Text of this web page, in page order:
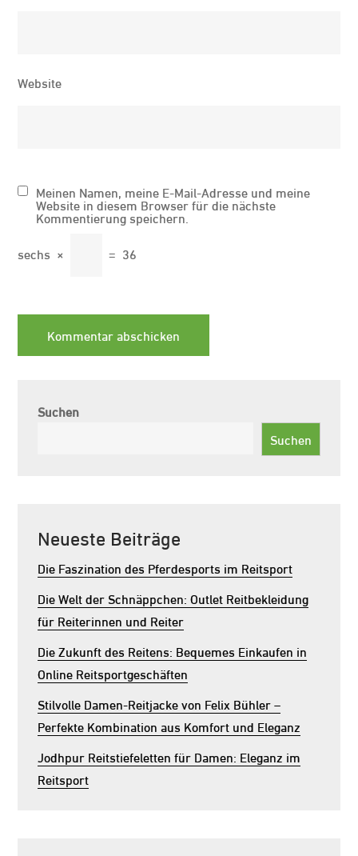
Website
Meinen Namen, meine E-Mail-Adresse und meine
Website in diesem Browser für die nächste
Kommentierung speichern.
sechs × = 36
Suchen
Suchen
Neueste Beiträge
Die Faszination des Pferdesports im Reitsport
Die Welt der Schnäppchen: Outlet Reitbekleidung
für Reiterinnen und Reiter
Die Zukunft des Reitens: Bequemes Einkaufen in
Online Reitsportgeschäften
Stilvolle Damen-Reitjacke von Felix Bühler –
Perfekte Kombination aus Komfort und Eleganz
Jodhpur Reitstiefeletten für Damen: Eleganz im
Reitsport